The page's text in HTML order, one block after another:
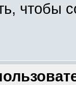
чтобы